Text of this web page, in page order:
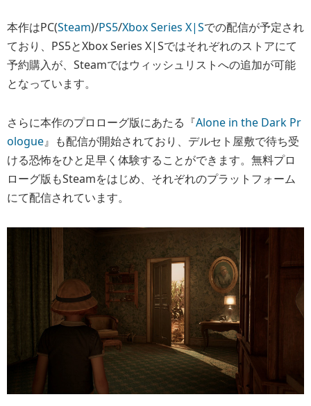
本作はPC(Steam)/PS5/Xbox Series X|Sでの配信が予定され
ており、PS5とXbox Series X|Sではそれぞれのストアにて
予約購入が、Steamではウィッシュリストへの追加が可能
となっています。
さらに本作のプロローグ版にあたる『Alone in the Dark Pr
ologue』も配信が開始されており、デルセト屋敷で待ち受
ける恐怖をひと足早く体験することができます。無料プロ
ローグ版もSteamをはじめ、それぞれのプラットフォーム
にて配信されています。